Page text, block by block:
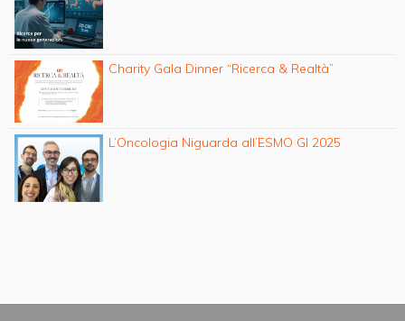
Charity Gala Dinner “Ricerca & Realtà”
L’Oncologia Niguarda all’ESMO GI 2025